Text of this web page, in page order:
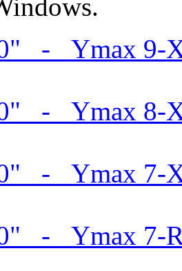
- Ymax 9-
- Ymax 8-
- Ymax 7-
- Ymax 7-